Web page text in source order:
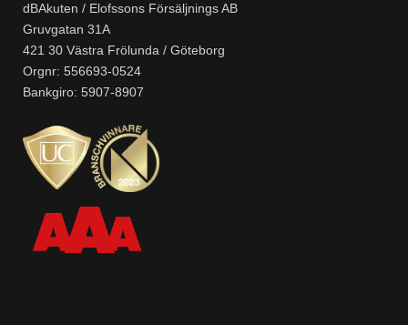
dBAkuten / Elofssons Försäljnings AB
Gruvgatan 31A
421 30 Västra Frölunda / Göteborg
Orgnr: 556693-0524
Bankgiro: 5907-8907